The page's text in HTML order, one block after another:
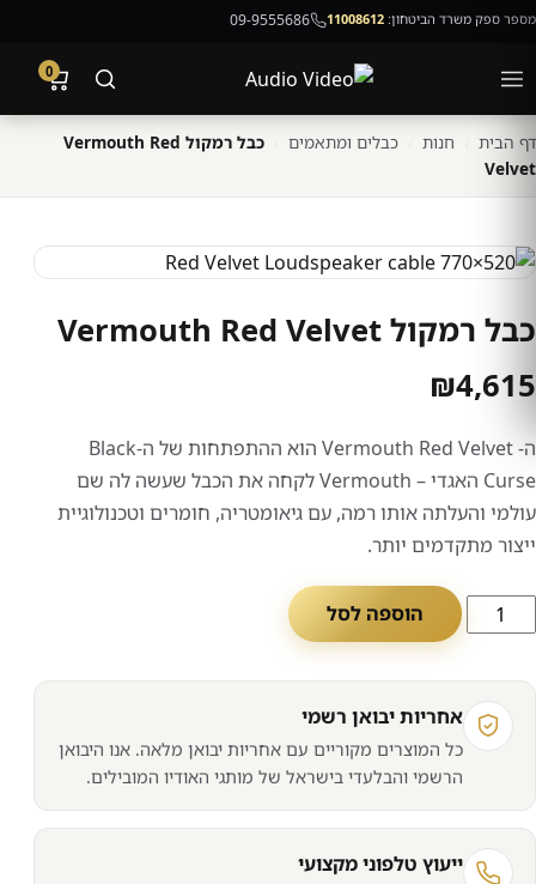
מספר ספק משרד הביטחון: 11008612
09-9555686
0
דף הבית חנות כבלים ומתאמים
כבל רמקול Vermouth Red
Velvet
כבל רמקול Vermouth Red Velvet
₪4,615
ה- Vermouth Red Velvet הוא ההתפתחות של ה-Black
Curse האגדי – Vermouth לקחה את הכבל שעשה לה שם
עולמי והעלתה אותו רמה, עם גיאומטריה, חומרים וטכנולוגיית
ייצור מתקדמים יותר.
כמות
של
רמקול
Vermouth
Velvet
הוספה לסל
אחריות יבואן רשמי
כל המוצרים מקוריים עם אחריות יבואן מלאה. אנו היבואן
הרשמי והבלעדי בישראל של מותגי האודיו המובילים.
ייעוץ טלפוני מקצועי